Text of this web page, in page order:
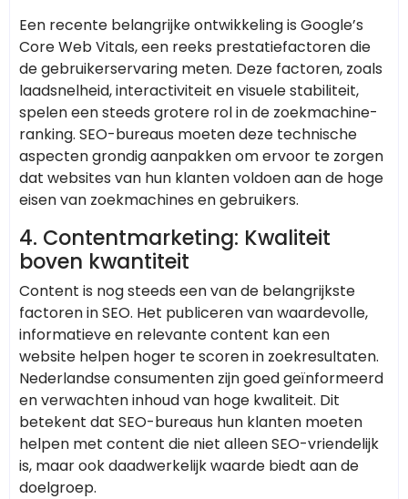
Een recente belangrijke ontwikkeling is Google’s
Core Web Vitals, een reeks prestatiefactoren die
de gebruikerservaring meten. Deze factoren, zoals
laadsnelheid, interactiviteit en visuele stabiliteit,
spelen een steeds grotere rol in de zoekmachine-
ranking. SEO-bureaus moeten deze technische
aspecten grondig aanpakken om ervoor te zorgen
dat websites van hun klanten voldoen aan de hoge
eisen van zoekmachines en gebruikers.
4. Contentmarketing: Kwaliteit
boven kwantiteit
Content is nog steeds een van de belangrijkste
factoren in SEO. Het publiceren van waardevolle,
informatieve en relevante content kan een
website helpen hoger te scoren in zoekresultaten.
Nederlandse consumenten zijn goed geïnformeerd
en verwachten inhoud van hoge kwaliteit. Dit
betekent dat SEO-bureaus hun klanten moeten
helpen met content die niet alleen SEO-vriendelijk
is, maar ook daadwerkelijk waarde biedt aan de
doelgroep.